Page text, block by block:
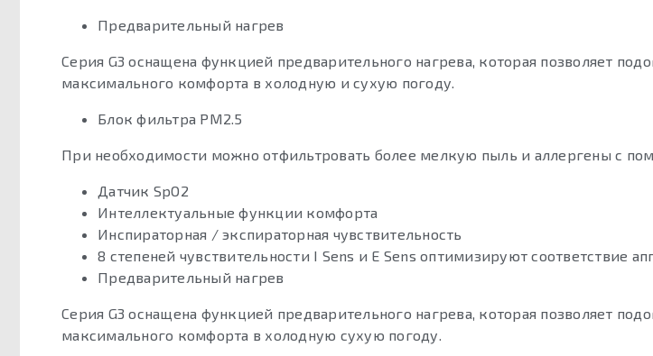
Предварительный нагрев
Серия G3 оснащена функцией предварительного нагрева, которая позволяет
максимального комфорта в холодную и сухую погоду.
Блок фильтра PM2.5
При необходимости можно отфильтровать более мелкую пыль и аллергены с
Датчик SpO2
Интеллектуальные функции комфорта
Инспираторная / экспираторная чувствительность
8 степеней чувствительности I Sens и E Sens оптимизируют соответствие
Предварительный нагрев
Серия G3 оснащена функцией предварительного нагрева, которая позволяет
максимального комфорта в холодную сухую погоду.